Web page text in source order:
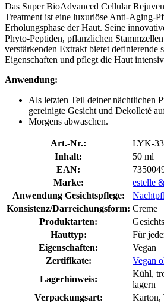
Das Super BioAdvanced Cellular
Treatment ist eine luxuriöse Anti-Aging-
Erholungsphase der Haut. Seine
Phyto-Peptiden, pflanzlichen
verstärkenden Extrakt bietet definierende
Eigenschaften und pflegt die Haut
Anwendung:
Als letzten Teil deiner nächtlichen
gereinigte Gesicht und Dekolleté
Morgens abwaschen.
Art.-Nr.:
LYK-
Inhalt:
50 ml
EAN:
Marke:
estelle
Anwendung Gesichtspflege:
Konsistenz/Darreichungsform: Creme
Produktarten:
Hauttyp:
Für
Eigenschaften:
Vegan
Zertifikate:
Vegan
Lagerhinweis:
Kühl,
lagern
Verpackungsart:
Karton,